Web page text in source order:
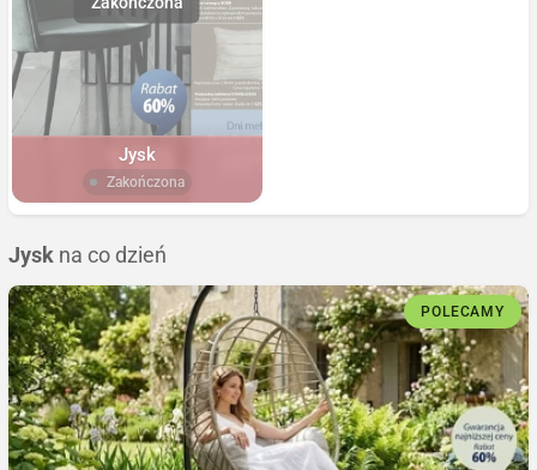
Jysk
Zakończona
Jysk na co dzień
POLECAMY